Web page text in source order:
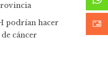
podrían hacer
cáncer